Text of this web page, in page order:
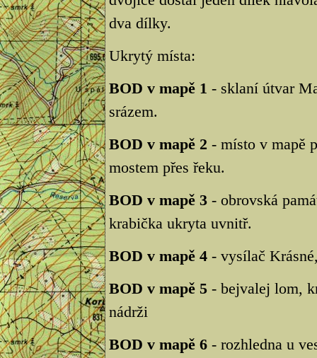
dva dílky.
Ukrytý místa:
BOD v mapě 1 - sklaní útvar
srázem.
BOD v mapě 2 - místo v mapě
mostem přes řeku.
BOD v mapě 3- obrovská
krabička ukryta uvnitř.
BOD v mapě 4- vysílač
BOD v mapě 5- bejvalej lom,
nádrži
BOD v mapě 6- rozhledna u